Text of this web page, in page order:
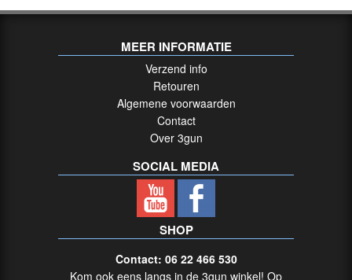
MEER INFORMATIE
Verzend info
Retouren
Algemene voorwaarden
Contact
Over 3gun
SOCIAL MEDIA
SHOP
Contact: 06 22 466 530
Kom ook eens langs in de 3gun winkel! Op